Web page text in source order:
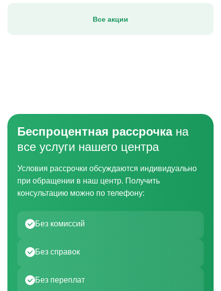
Все акции
Беспроцентная рассрочкана
все услуги нашего центра
Условия рассрочки обсуждаются индивидуально
при обращении в наш центр. Получить
консультацию можно по телефону:
Без комиссий
Без справок
Без переплат